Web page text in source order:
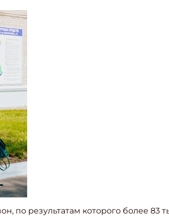
по результатам которого более 83